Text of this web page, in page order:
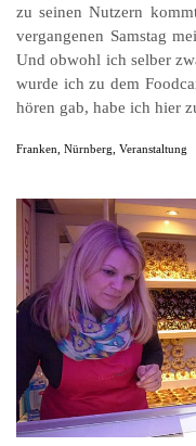
zu seinen Nutzern
vergangenen Samstag
Und obwohl ich selber
wurde ich zu dem
hören gab, habe ich hier
Franken Nürnberg Veranstaltung